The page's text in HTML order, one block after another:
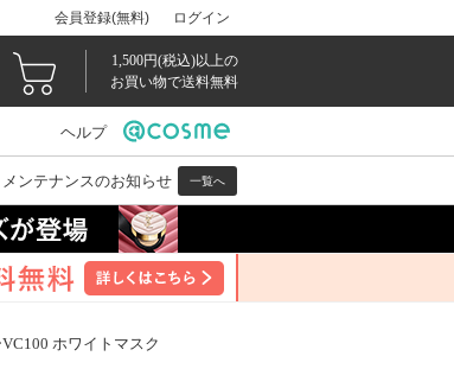
会員登録(無料) ログイン
1,500円(税込)以上の
お買い物で送料無料
ヘルプ
メンテナンスのお知らせ 一覧へ
ホワイトマスク